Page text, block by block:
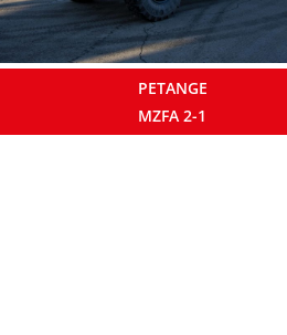
PETANGE
MZFA 2-1